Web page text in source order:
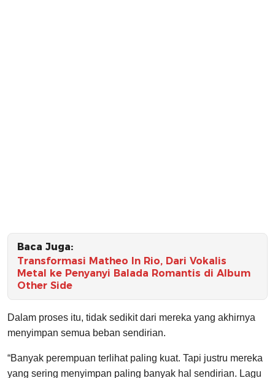
Baca Juga:
Transformasi Matheo In Rio, Dari Vokalis
Metal ke Penyanyi Balada Romantis di Album
Other Side
Dalam proses itu, tidak sedikit dari mereka yang akhirnya
menyimpan semua beban sendirian.
“Banyak perempuan terlihat paling kuat. Tapi justru mereka
yang sering menyimpan paling banyak hal sendirian. Lagu